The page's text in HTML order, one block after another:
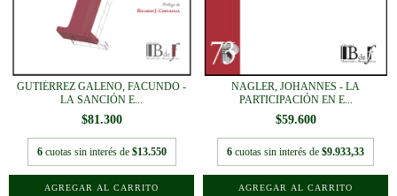
GUTIÉRREZ GALENO, FACUNDO -
LA SANCIÓN E...
$81.300
6 cuotas sin interés de $13.550
NAGLER, JOHANNES - LA
PARTICIPACIÓN EN E...
$59.600
6 cuotas sin interés de $9.933,33